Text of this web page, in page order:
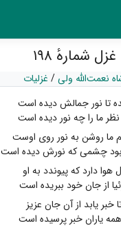
غزل شمارهٔ ۱۹۸
نعمت‌الله ولی/ غزلیات
تا نور جمالش دیده است
ما را چه نور دیده است
روشن به نور روی اوست
چشمی که نورش دیده است
هوا دارد که پیوندد به او
از جان خود ببریده است
خبر یابد از آن جان عزیز
همه یاران خبر پرسیده است